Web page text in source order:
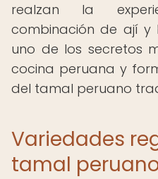
realzan la
combinación de ají y
uno de los secretos
cocina peruana y
del tamal peruano
Variedades
tamal